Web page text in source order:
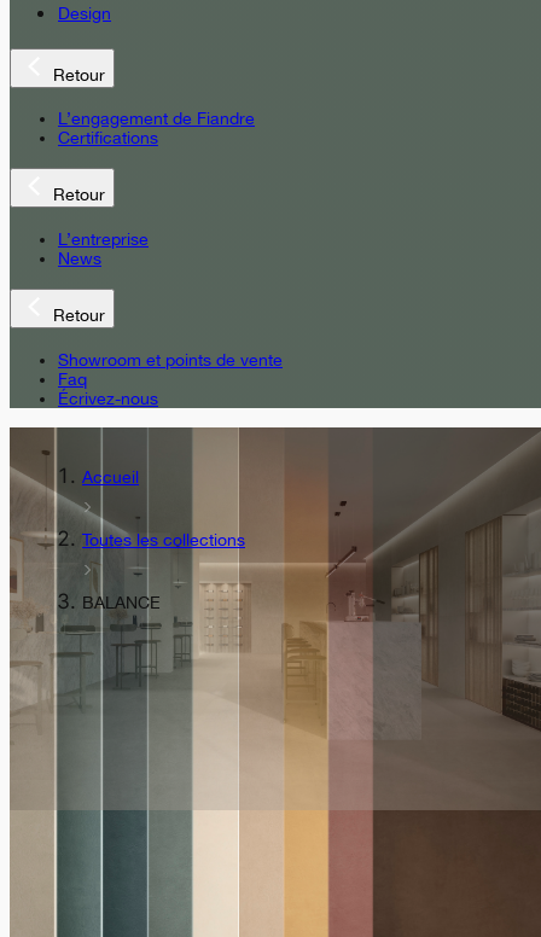
Design
Retour
L’engagement de Fiandre
Certifications
Retour
L’entreprise
News
Retour
Showroom et points de vente
Faq
Écrivez-nous
Accueil
Toutes les collections
BALANCE